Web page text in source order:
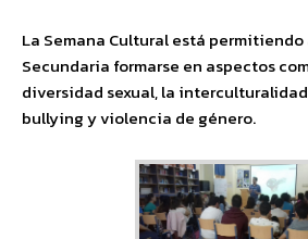
La Semana Cultural está
Secundaria formarse en aspectos
diversidad sexual, la
bullying y violencia de género.